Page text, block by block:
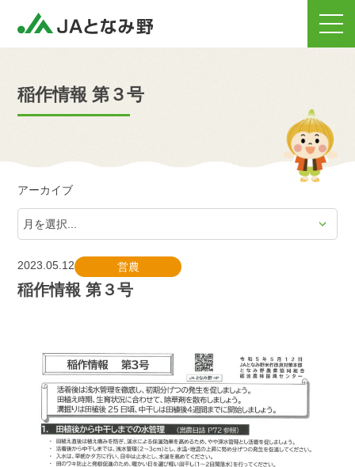
稲作情報 第３号
アーカイブ
2023.05.12 営農
稲作情報 第３号